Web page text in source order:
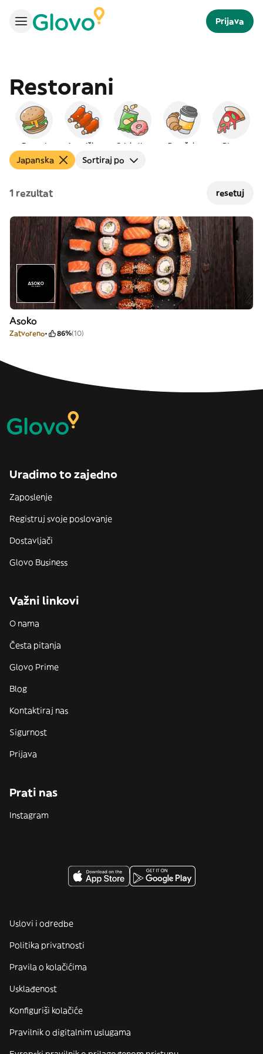
Prijava
Restorani
Burgeri Američka Grickalice Doručak Pizza
Japanska Sortiraj po
1 rezultat resetuj
Asoko
Zatvoreno 86%(10)
Uradimo to zajedno
Zaposlenje
Registruj svoje poslovanje
Dostavljači
Glovo Business
Važni linkovi
O nama
Česta pitanja
Glovo Prime
Blog
Kontaktiraj nas
Sigurnost
Prijava
Prati nas
Instagram
Uslovi i odredbe
Politika privatnosti
Pravila o kolačićima
Usklađenost
Konfiguriši kolačiće
Pravilnik o digitalnim uslugama